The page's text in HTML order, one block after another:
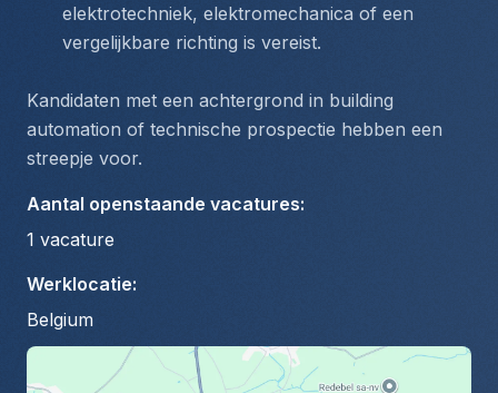
elektrotechniek, elektromechanica of een
vergelijkbare richting is vereist.
Kandidaten met een achtergrond in building
automation of technische prospectie hebben een
streepje voor.
Aantal openstaande vacatures:
1 vacature
Werklocatie:
Belgium